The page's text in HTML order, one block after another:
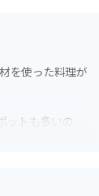
を使った料理が
ットも多いの